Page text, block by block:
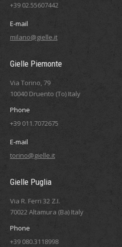
+39 02.55607442
E-mail
milano@gielle.it
Gielle Piemonte
Via Torino, 79
10040 Druento (To) Italy
Phone
+39 011.7072675
E-mail
torino@gielle.it
Gielle Puglia
Via R. Ferri 32 Z.I.
70022 Altamura (Ba) Italy
Phone
+39 080.3118998